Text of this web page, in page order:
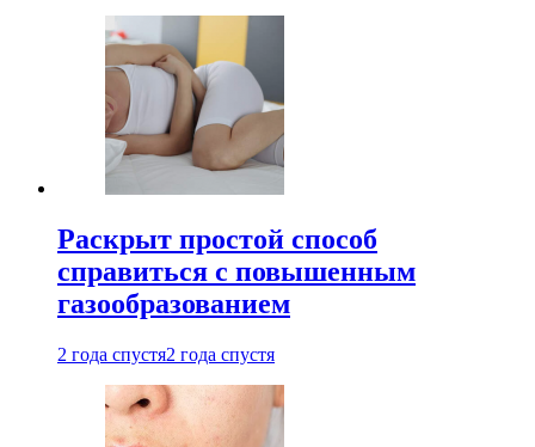
Раскрыт простой способ
справиться с повышенным
газообразованием
2 года спустя2 года спустя